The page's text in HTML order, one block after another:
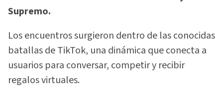
Supremo.
Los encuentros surgieron dentro de las conocidas
batallas de TikTok, una dinámica que conecta a
usuarios para conversar, competir y recibir
regalos virtuales.